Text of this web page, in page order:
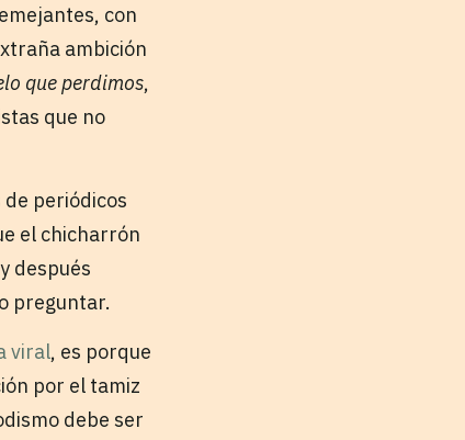
con
ambición
que perdimos,
que no
periódicos
el chicharrón
después
preguntar.
viral, es porque
por el tamiz
debe ser